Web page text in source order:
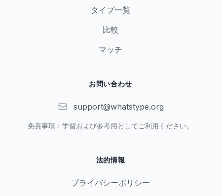
タイプ一覧
比較
マッチ
お問い合わせ
support@whatstype.org
免責事項：学習および参考用としてご利用ください。
法的情報
プライバシーポリシー